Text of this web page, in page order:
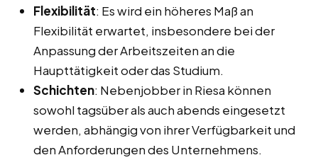
Flexibilität: Es wird ein höheres Maß an
Flexibilität erwartet, insbesondere bei der
Anpassung der Arbeitszeiten an die
Haupttätigkeit oder das Studium.
Schichten: Nebenjobber in Riesa können
sowohl tagsüber als auch abends eingesetzt
werden, abhängig von ihrer Verfügbarkeit und
den Anforderungen des Unternehmens.